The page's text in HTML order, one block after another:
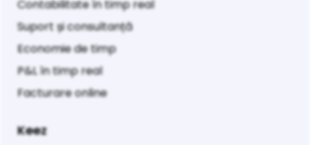
Contabilitate în timp real
Suport și consultanță
Economie de timp
P&L în timp real
Facturare online
Keez